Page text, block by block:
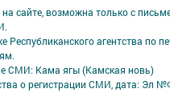
сайте, возможна только с
Республиканского агентства по
СМИ: Кама ягы (Камская новь)
о регистрации СМИ, дата: Эл